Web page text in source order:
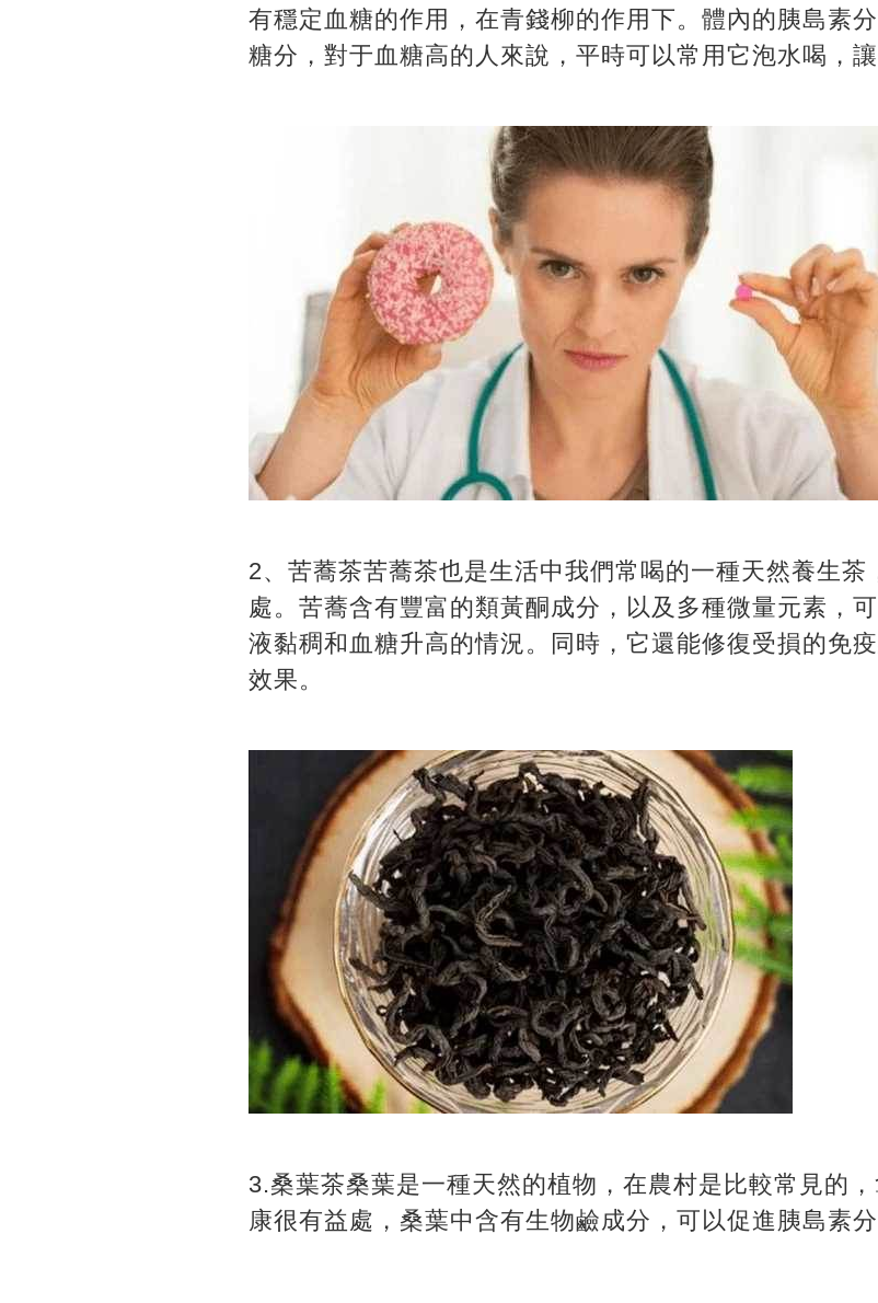
有穩定血糖的作用，在青錢柳的作用下。體內的胰島素
糖分，對于血糖高的人來說，平時可以常用它泡水喝，讓
2、苦蕎茶苦蕎茶也是生活中我們常喝的一種天然養生
處。苦蕎含有豐富的類黃酮成分，以及多種微量元素，
液黏稠和血糖升高的情況。同時，它還能修復受損的免
效果。
3.桑葉茶桑葉是一種天然的植物，在農村是比較常見的
康很有益處，桑葉中含有生物鹼成分，可以促進胰島素